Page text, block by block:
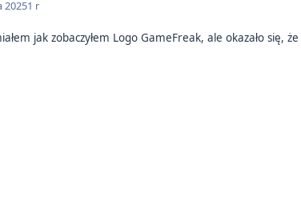
20251 r
jak zobaczyłem Logo GameFreak, ale okazało